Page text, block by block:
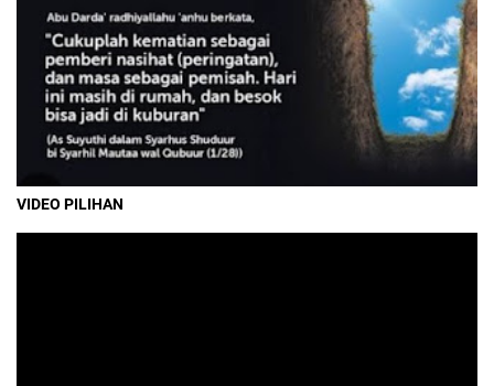
VIDEO PILIHAN